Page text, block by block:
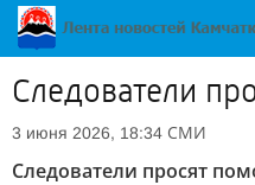
Следователи
3 июня 2026, 18:34 СМИ
Следователи просят